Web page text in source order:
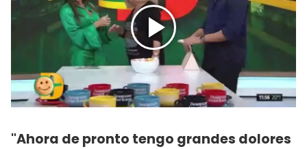
"Ahora de pronto tengo grandes dolores